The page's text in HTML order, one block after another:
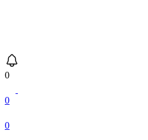
0
0
0